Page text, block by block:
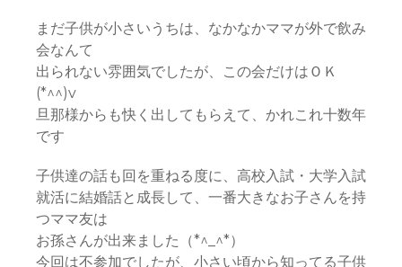
まだ子供が小さいうちは、なかなかママが外で飲み
会なんて
出られない雰囲気でしたが、この会だけはＯＫ
(*^^)v
旦那様からも快く出してもらえて、かれこれ十数年
です
子供達の話も回を重ねる度に、高校入試・大学入試
就活に結婚話と成長して、一番大きなお子さんを持
つママ友は
お孫さんが出来ました（*^_^*）
今回は不参加でしたが、小さい頃から知ってる子供